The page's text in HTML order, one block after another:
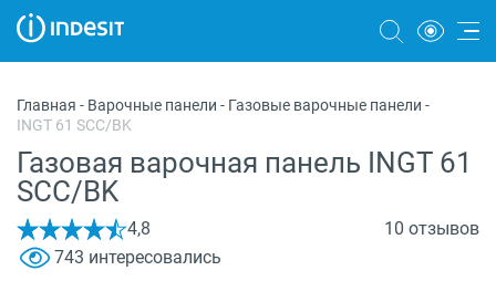
Морозильные камеры
Стиральные и сушильные машины
Посудомоечные машины
Плиты
Главная - Варочные панели - Газовые варочные панели -
INGT 61 SCC/BK
Газовая варочная панель INGT 61
SCC/BK
4,8
10 отзывов
743 интересовались